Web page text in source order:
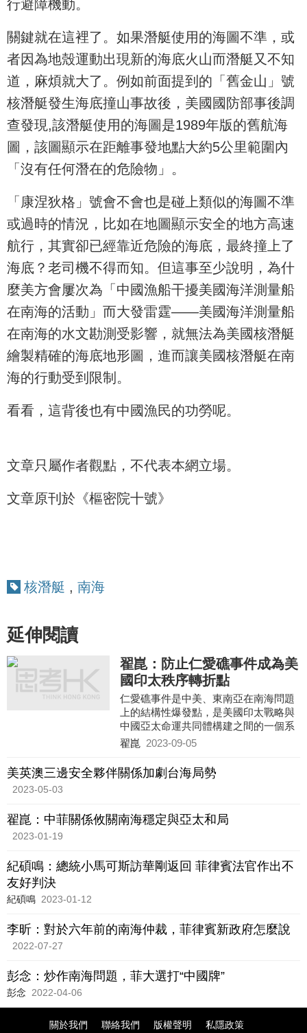
行避障機動。
關鍵就在這裡了。如果潛艇使用的海圖不準，或
者因為地殼運動出現新的海底火山而潛艇又不知
道，麻煩就大了。例如前面提到的「舊金山」號
核潛艇發生海底撞山事故後，美國國防部事後調
查發現,該潛艇使用的海圖是1989年版的舊航海
圖，該圖顯示在距離事發地點大約5公里範圍內
「沒有任何潛在的危險物」。
「康涅狄格」號會不會也是碰上類似的海圖不準
或過時的情況，比如在地圖顯示安全的地方高速
航行，其實卻已經靠近危險的海底，最終撞上了
海底？老司機不得而知。但這事至少說明，為什
麼美方會屢次為「中國漁船干擾美國海洋測量船
在南海的活動」而大發雷霆——美國海洋測量船
在南海的水文勘測受影響，就無法為美國核潛艇
繪製精確的海底地形圖，進而讓美國核潛艇在南
海的行動受到限制。
看看，這背後也有中國漁民的功勞呢。
文章只屬作者觀點，不代表本網立場。
文章原刊於《樞密院十號》
核潛艇 , 南海
延伸閱讀
翟崑：防止仁愛礁事件成為美
國印太秩序轉折點
仁愛礁事件是中美、東南亞在南海問題
上的結構性爆發點，是美國印太戰略與
中國亞太命運共同體構建之間的一個系
統性爆發點。圍繞仁愛礁事件的多方危
形成的和平發展局面，成為美國印太秩
序聯動式推進的轉折點。
翟崑 2023-09-05
美英澳三邊安全夥伴關係加劇台海局勢
2023-05-03
翟崑：中菲關係攸關南海穩定與亞太和局
2023-01-19
紀碩鳴：總統小馬可斯訪華剛返回 菲律賓法官作出不
友好判決
紀碩鳴 2023-01-12
李昕：對於六年前的南海仲裁，菲律賓新政府怎麼說
2022-07-27
彭念：炒作南海問題，菲大選打“中國牌”
彭念 2022-04-06
關於我們 聯絡我們 版權聲明 私隱政策